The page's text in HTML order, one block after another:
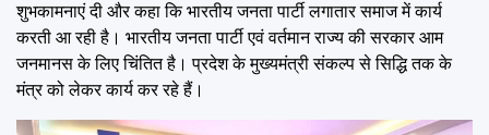
शुभकामनाएं दी और कहा कि भारतीय जनता पार्टी लगातार समाज में कार्य
करती आ रही है। भारतीय जनता पार्टी एवं वर्तमान राज्य की सरकार आम
जनमानस के लिए चिंतित है। प्रदेश के मुख्यमंत्री संकल्प से सिद्धि तक के
मंत्र को लेकर कार्य कर रहे हैं।